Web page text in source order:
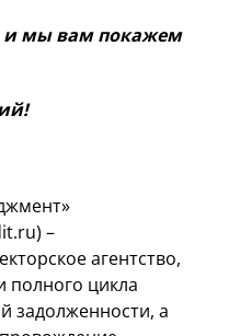
и мы вам покажем
–
агентство,
полного цикла
задолженности, а